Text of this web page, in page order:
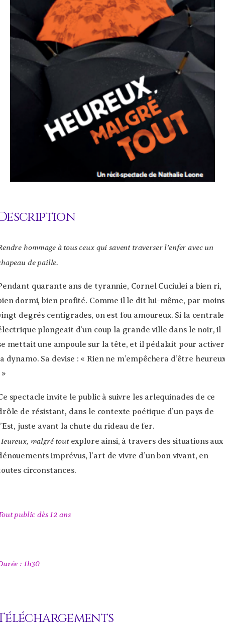
hommage à tous ceux qui savent traverser l’enfer avec un
de paille.
quarante ans de tyrannie, Cornel Cuciulei a bien ri,
dormi, bien profité. Comme il le dit lui-même, par moins
degrés centigrades, on est fou amoureux. Si la centrale
plongeait d’un coup la grande ville dans le noir, il
mettait une ampoule sur la tête, et il pédalait pour activer
dynamo. Sa devise : « Rien ne m’empêchera d’être
»
spectacle invite le public à suivre les arlequinades de ce
de résistant, dans le contexte poétique d’un pays de
juste avant la chute du rideau de fer.
malgré toutexplore ainsi, à travers des situations aux
imprévus, l’art de vivre d’un bon vivant, en
circonstances.
public dès 12 ans
: 1h30